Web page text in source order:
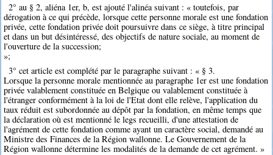
2° au § 2, aliéna 1er, b, est ajouté l'alinéa suivant : « toutefois, par
dérogation à ce qui précède, lorsque cette personne morale est une fondation
privée, cette fondation privée doit poursuivre dans ce siège, à titre principal
et dans un but désintéressé, des objectifs de nature sociale, au moment de
l'ouverture de la succession;
»;
3° cet article est complété par le paragraphe suivant : « § 3.
Lorsque la personne morale mentionnée au paragraphe 1er est une fondation
privée valablement constituée en Belgique ou valablement constituée à
l'étranger conformément à la loi de l'Etat dont elle relève, l'application du
taux réduit est subordonnée au dépôt par la fondation, en même temps que
la déclaration où est mentionné le legs recueilli, d'une attestation de
l'agrément de cette fondation comme ayant un caractère social, demandé au
Ministre des Finances de la Région wallonne. Le Gouvernement de la
Région wallonne détermine les modalités de la demande de cet agrément. »